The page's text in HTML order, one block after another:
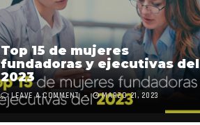
Top 15 de mujeres
fundadoras y ejecutivas del
2023
LEAVE A COMMENT MARZO 21, 2023